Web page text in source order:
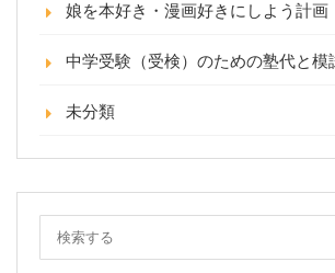
娘を本好き・漫画好きにしよう計画
中学受験（受検）のための塾代と模
未分類